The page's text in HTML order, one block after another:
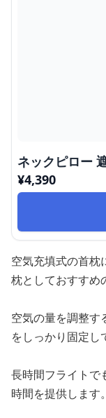
ネックピロー
¥4,390
空気充填式の首枕
枕としておすすめ
空気の量を調整す
をしっかり固定し
長時間フライトで
時間を提供します。